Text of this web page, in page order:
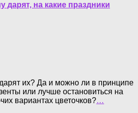
на какие праздники
их? Да и можно ли в принципе
или лучше остановиться на
вариантах цветочков?…